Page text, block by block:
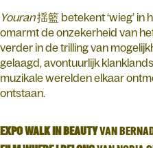
Youran揺籃 betekent ‘wieg’ in
omarmt de onzekerheid van
verder in de trilling van
gelaagd, avontuurlijk
muzikale werelden elkaar
ontstaan.
EXPO WALK IN BEAUTYVAN